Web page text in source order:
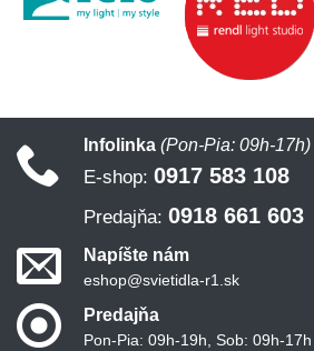
Infolinka (Pon-Pia: 09h-17h)
E-shop: 0917 583 108
Predajňa: 0918 661 603
Napíšte nám
eshop@svietidla-r1.sk
Predajňa
Pon-Pia: 09h-19h, Sob: 09h-17h